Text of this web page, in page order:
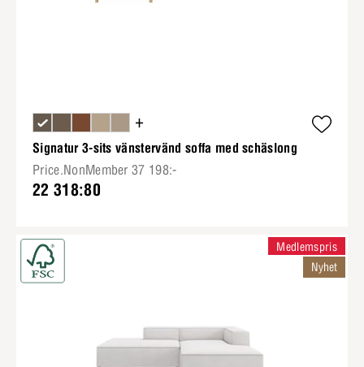
+
Signatur 3-sits vänstervänd soffa med schäslong
Price.NonMember 37 198:-
22 318:80
Medlemspris
Nyhet